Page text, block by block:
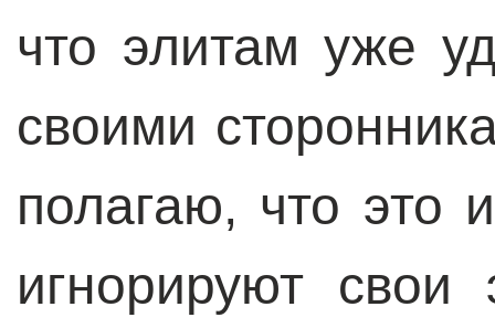
что элитам уже
своими
полагаю, что это
игнорируют